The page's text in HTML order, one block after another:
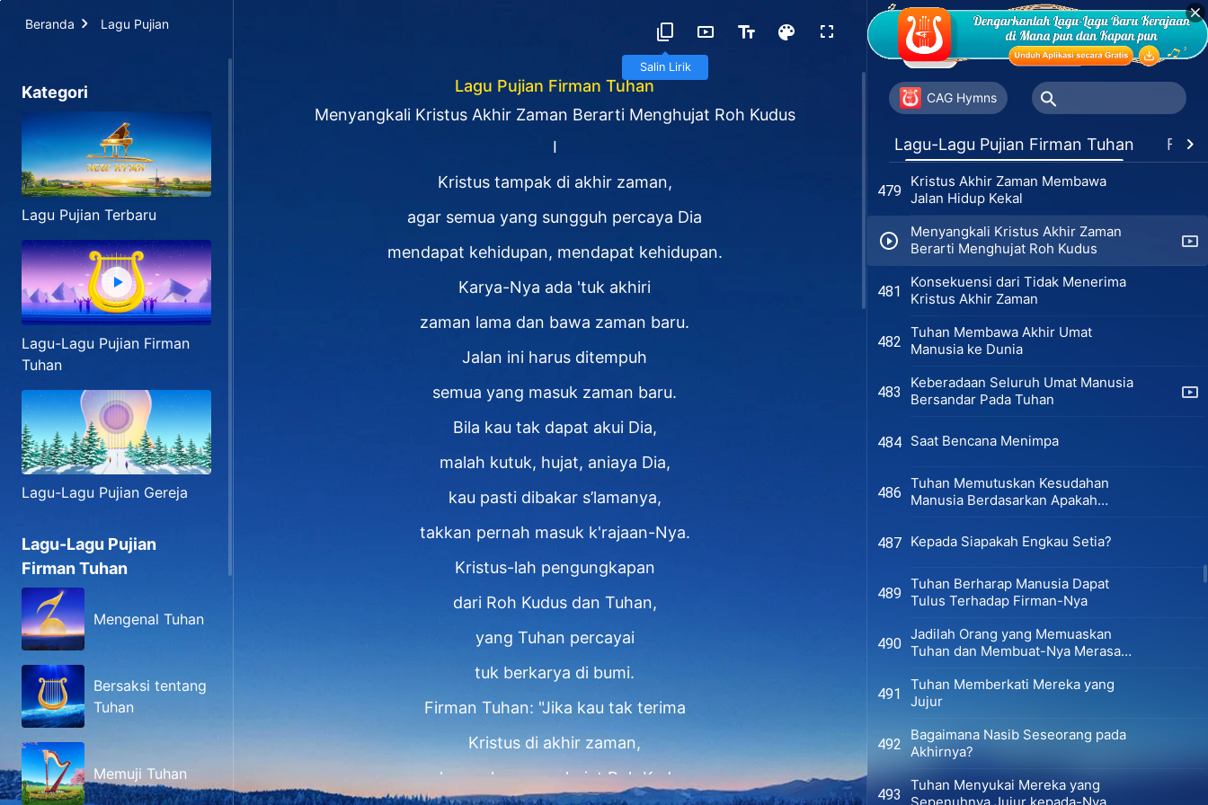
Beranda Lagu Pujian
Salin Lirik
Kategori
Lagu Pujian Terbaru
Lagu-Lagu Pujian Firman
Tuhan
Lagu-Lagu Pujian Gereja
Lagu-Lagu Pujian
Firman Tuhan
Mengenal Tuhan
Bersaksi tentang
Tuhan
Memuji Tuhan
Lagu Pujian Firman Tuhan
Menyangkali Kristus Akhir Zaman Berarti Menghujat Roh Kudus
I
Kristus tampak di akhir zaman,
agar semua yang sungguh percaya Dia
mendapat kehidupan, mendapat kehidupan.
Karya-Nya ada 'tuk akhiri
zaman lama dan bawa zaman baru.
Jalan ini harus ditempuh
semua yang masuk zaman baru.
Bila kau tak dapat akui Dia,
malah kutuk, hujat, aniaya Dia,
kau pasti dibakar s’lamanya,
takkan pernah masuk k'rajaan-Nya.
Kristus-lah pengungkapan
dari Roh Kudus dan Tuhan,
yang Tuhan percayai
tuk berkarya di bumi.
Firman Tuhan: "Jika kau tak terima
Kristus di akhir zaman,
maka engkau menghujat Roh Kudus.
CAG Hymns
Lagu-Lagu Pujian Firman Tuhan
476
Tuhan Sendirilah Kebenaran dan
Hidup
477
Hanya Tuhan yang Memiliki Jalan
Kehidupan
478
Kekal?
479
Kristus Akhir Zaman Membawa
Jalan Hidup Kekal
Menyangkali Kristus Akhir Zaman
Berarti Menghujat Roh Kudus
481
Konsekuensi dari Tidak Menerima
Kristus Akhir Zaman
482
Tuhan Membawa Akhir Umat
Manusia ke Dunia
483
Keberadaan Seluruh Umat Manusia
Bersandar Pada Tuhan
484 Saat Bencana Menimpa
486
Tuhan Memutuskan Kesudahan
Manusia Berdasarkan Apakah
487
Kepada Siapakah Engkau Setia?
489
Tuhan Berharap Manusia Dapat
Tulus Terhadap Firman-Nya
490
Jadilah Orang yang Memuaskan
Tuhan dan Membuat-Nya Merasa
491
Tuhan Memberkati Mereka yang
Jujur
492
Bagaimana Nasib Seseorang pada
Akhirnya?
493
Tuhan Menyukai Mereka yang